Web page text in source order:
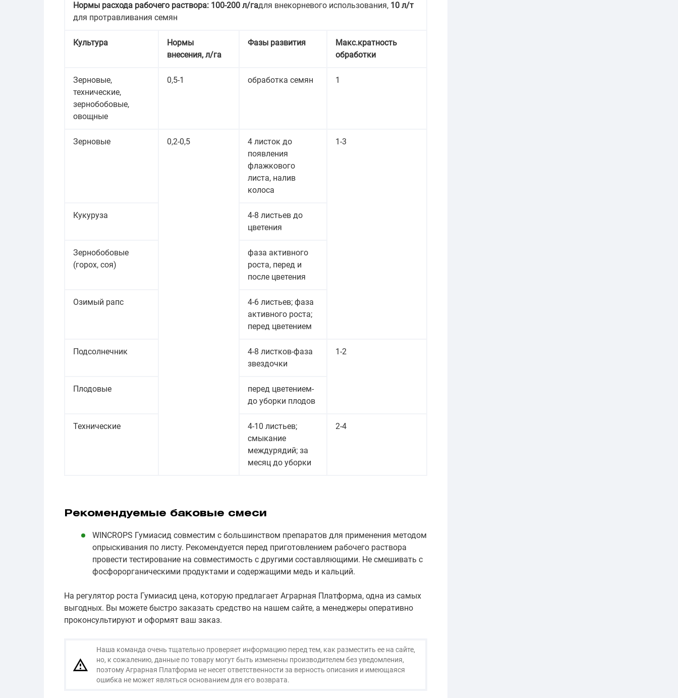
Нормы расхода рабочего раствора: 100-200 л/гадля внекорневого использования, 10 л/т
для протравливания семян
Культура
Нормы
внесения, л/га
Фазы развития
Макс.кратность
обработки
Зерновые,
технические,
зернобобовые,
овощные
0,5-1 обработка семян 1
Зерновые 0,2-0,5
4 листок до
появления
флажкового
листа, налив
колоса
1-3
Кукуруза
4-8 листьев до
цветения
Зернобобовые
(горох, соя)
фаза активного
роста, перед и
после цветения
Озимый рапс
4-6 листьев; фаза
активного роста;
перед цветением
Подсолнечник
4-8 листков-фаза
звездочки
1-2
Плодовые
перед цветением-
до уборки плодов
Технические
4-10 листьев;
смыкание
междурядий; за
месяц до уборки
2-4
Рекомендуемые баковые смеси
WINCROPS Гумиасид совместим с большинством препаратов для применения методом
опрыскивания по листу. Рекомендуется перед приготовлением рабочего раствора
провести тестирование на совместимость с другими составляющими. Не смешивать с
фосфорорганическими продуктами и содержащими медь и кальций.
На регулятор роста Гумиасид цена, которую предлагает Аграрная Платформа, одна из самых
выгодных. Вы можете быстро заказать средство на нашем сайте, а менеджеры оперативно
проконсультируют и оформят ваш заказ.
Наша команда очень тщательно проверяет информацию перед тем, как разместить ее на сайте,
но, к сожалению, данные по товару могут быть изменены производителем без уведомления,
поэтому Аграрная Платформа не несет ответственности за верность описания и имеющаяся
ошибка не может являться основанием для его возврата.